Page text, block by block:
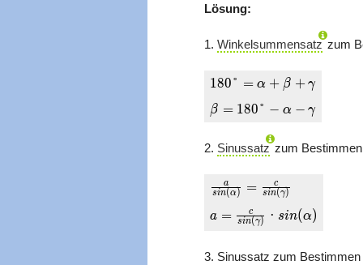
Lösung:
1. Winkelsummensatzzum
180°
= α
+ β
\\ β
180°
- α -
γ
180° = α + β + γ
β = 180° − α − γ
2. Sinussatzzum Bestimmen
\frac{a}
{sin(α)}
=
{sin(γ)}
sin(α)
a = sin(γ)
c
a = sin(γ)
c · sin(α)
3. Sinussatz zum Bestimmen